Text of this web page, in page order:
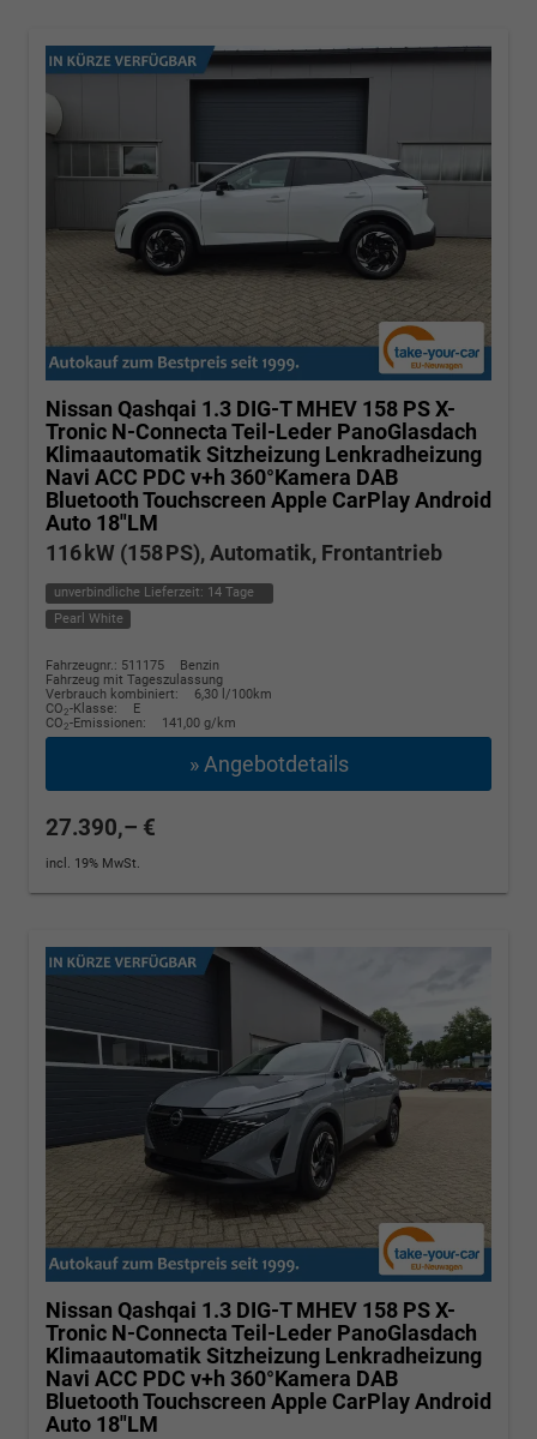
Nissan Qashqai 1.3 DIG-T MHEV 158 PS X-
Tronic N-Connecta Teil-Leder PanoGlasdach
Klimaautomatik Sitzheizung Lenkradheizung
Navi ACC PDC v+h 360°Kamera DAB
Bluetooth Touchscreen Apple CarPlay Android
Auto 18"LM
116 kW (158 PS), Automatik, Frontantrieb
unverbindliche Lieferzeit: 14 Tage
Pearl White
Fahrzeugnr.: 511175
Benzin
Fahrzeug mit Tageszulassung
Verbrauch kombiniert:
6,30 l/100km
CO2-Klasse:
E
CO2-Emissionen: 141,00 g/km
» Angebotdetails
27.390,– €
incl. 19% MwSt.
Nissan Qashqai 1.3 DIG-T MHEV 158 PS X-
Tronic N-Connecta Teil-Leder PanoGlasdach
Klimaautomatik Sitzheizung Lenkradheizung
Navi ACC PDC v+h 360°Kamera DAB
Bluetooth Touchscreen Apple CarPlay Android
Auto 18"LM